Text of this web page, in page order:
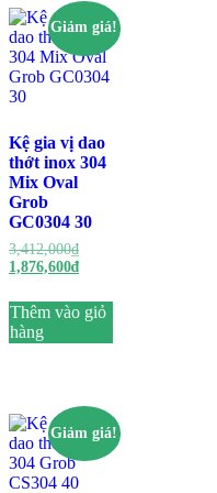
Giảm giá!
Kệ gia vị dao
thớt inox 304
Mix Oval
Grob
GC0304 30
3,412,000₫Giá
gốc
3,412,000₫.
1,876,600₫Giá
tại
là:
Thêm vào giỏ
hàng
Giảm giá!